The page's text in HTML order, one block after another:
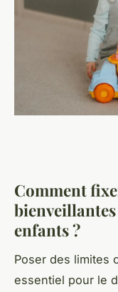
Comment
enfants ?
Poser des limites
essentiel pour le